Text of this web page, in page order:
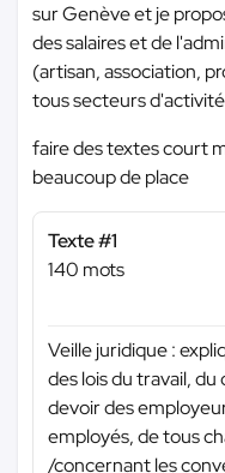
sur Genève et je
des salaires et de
(artisan, association,
tous secteurs
faire des textes court
beaucoup de place
Texte #1
140 mots
Veille juridique :
des lois du travail,
devoir des
employés, de tous
/concernant les